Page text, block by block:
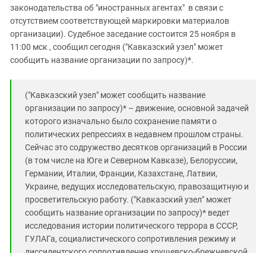
законодательства об "иностранных агентах" в связи с
отсутствием соответствующей маркировки материалов
организации). Судебное заседание состоится 25 ноября в
11:00 мск , сообщил сегодня ("Кавказский узел" может
сообщить название организации по запросу)*.
("Кавказский узел" может сообщить название
организации по запросу)* – движение, основной задачей
которого изначально было сохранение памяти о
политических репрессиях в недавнем прошлом страны.
Сейчас это содружество десятков организаций в России
(в том числе на Юге и Северном Кавказе), Белоруссии,
Германии, Италии, Франции, Казахстане, Латвии,
Украине, ведущих исследовательскую, правозащитную и
просветительскую работу. ("Кавказский узел" может
сообщить название организации по запросу)* ведет
исследования истории политического террора в СССР,
ГУЛАГа, социалистического сопротивления режиму и